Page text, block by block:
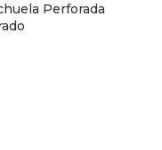
Perforada